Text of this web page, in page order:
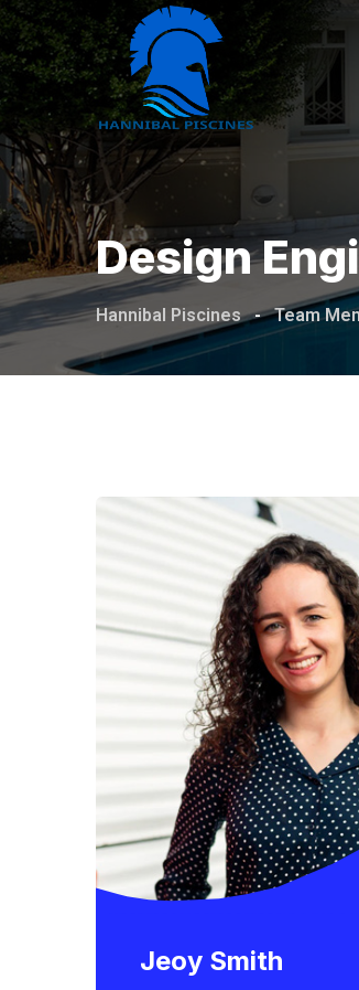
Aller
au
contenu
Design
Hannibal Piscines - Team
Jeoy Smith